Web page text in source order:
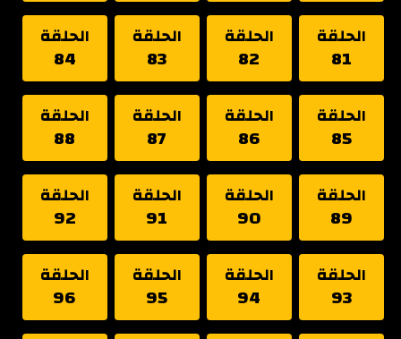
الحلقة
81
الحلقة
82
الحلقة
83
الحلقة
84
الحلقة
85
الحلقة
86
الحلقة
87
الحلقة
88
الحلقة
89
الحلقة
90
الحلقة
91
الحلقة
92
الحلقة
93
الحلقة
94
الحلقة
95
الحلقة
96